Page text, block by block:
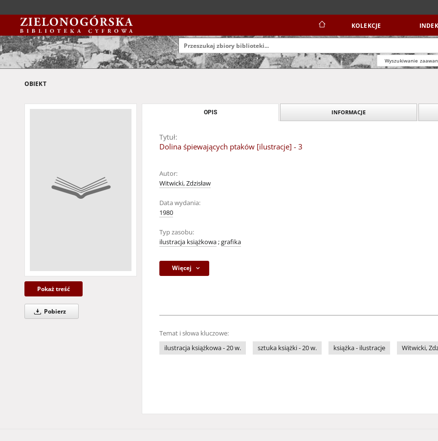
KOLEKCJE
Wyszukiwanie
OBIEKT
Pokaż treść
Pobierz
OPIS INFORMACJE
Tytuł:
Dolina śpiewających ptaków [ilustracje] - 3
Autor:
Witwicki, Zdzisław
Data wydania:
1980
Typ zasobu:
ilustracja książkowa;grafika
Więcej
Temat i słowa kluczowe:
ilustracja książkowa - 20 w.
sztuka książki - 20 w. książka - ilustracje Witwicki,